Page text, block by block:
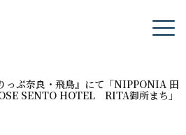
っぷ奈良・飛鳥』にて「NIPPONIA 田
SENTO HOTEL RITA御所まち」